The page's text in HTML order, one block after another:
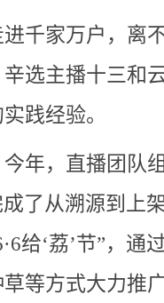
千家万户，离
选主播十三和
践经验。
年，直播团队
了从溯源到上
给‘荔’节”，通
等方式大力推